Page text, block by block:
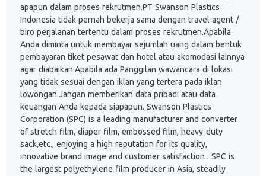
apapun dalam proses rekrutmen.PT Swanson Plastics
Indonesia tidak pernah bekerja sama dengan travel agent /
biro perjalanan tertentu dalam proses rekrutmen.Apabila
Anda diminta untuk membayar sejumlah uang dalam bentuk
pembayaran tiket pesawat dan hotel atau akomodasi lainnya
agar diabaikan.Apabila ada Panggilan wawancara di lokasi
yang tidak sesuai dengan iklan yang tertera pada iklan
lowongan.Jangan memberikan data pribadi atau data
keuangan Anda kepada siapapun. Swanson Plastics
Corporation (SPC) is a leading manufacturer and converter
of stretch film, diaper film, embossed film, heavy-duty
sack,etc., enjoying a high reputation for its quality,
innovative brand image and customer satisfaction . SPC is
the largest polyethylene film producer in Asia, steadily